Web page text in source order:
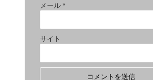
メール *
サイト